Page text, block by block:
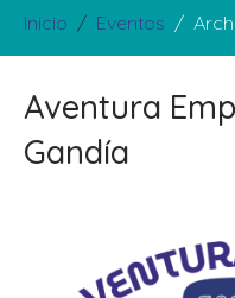
Inicio Eventos
Aventura
Gandía